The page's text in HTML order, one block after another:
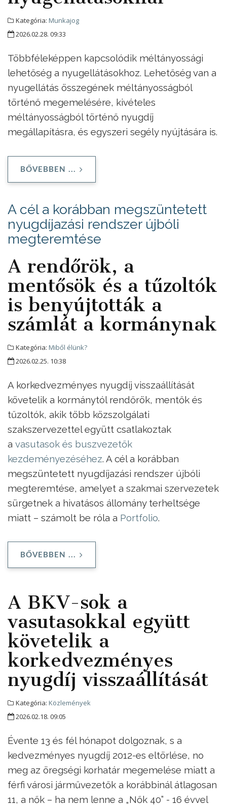
Kategória: Munkajog
2026.02.28. 09:33
Többféleképpen kapcsolódik méltányossági
lehetőség a nyugellátásokhoz. Lehetőség van a
nyugellátás összegének méltányosságból
történő megemelésére, kivételes
méltányosságból történő nyugdíj
megállapításra, és egyszeri segély nyújtására is.
BŐVEBBEN ...
A cél a korábban megszüntetett
nyugdíjazási rendszer újbóli
megteremtése
A rendőrök, a
mentősök és a tűzoltók
is benyújtották a
számlát a kormánynak
Kategória: Miből élünk?
2026.02.25. 10:38
A korkedvezményes nyugdíj visszaállítását
követelik a kormánytól rendőrök, mentők és
tűzoltók, akik több közszolgálati
szakszervezettel együtt csatlakoztak
a vasutasok és buszvezetők
kezdeményezéséhez. A cél a korábban
megszüntetett nyugdíjazási rendszer újbóli
megteremtése, amelyet a szakmai szervezetek
sürgetnek a hivatásos állomány terheltsége
miatt – számolt be róla a Portfolio.
BŐVEBBEN ...
A BKV-sok a
vasutasokkal együtt
követelik a
korkedvezményes
nyugdíj visszaállítását
Kategória: Közlemények
2026.02.18. 09:05
Évente 13 és fél hónapot dolgoznak, s a
kedvezményes nyugdíj 2012-es eltörlése, no
meg az öregségi korhatár megemelése miatt a
férfi városi járművezetők a korábbinál átlagosan
11, a nők – ha nem lenne a „Nők 40” - 16 évvel